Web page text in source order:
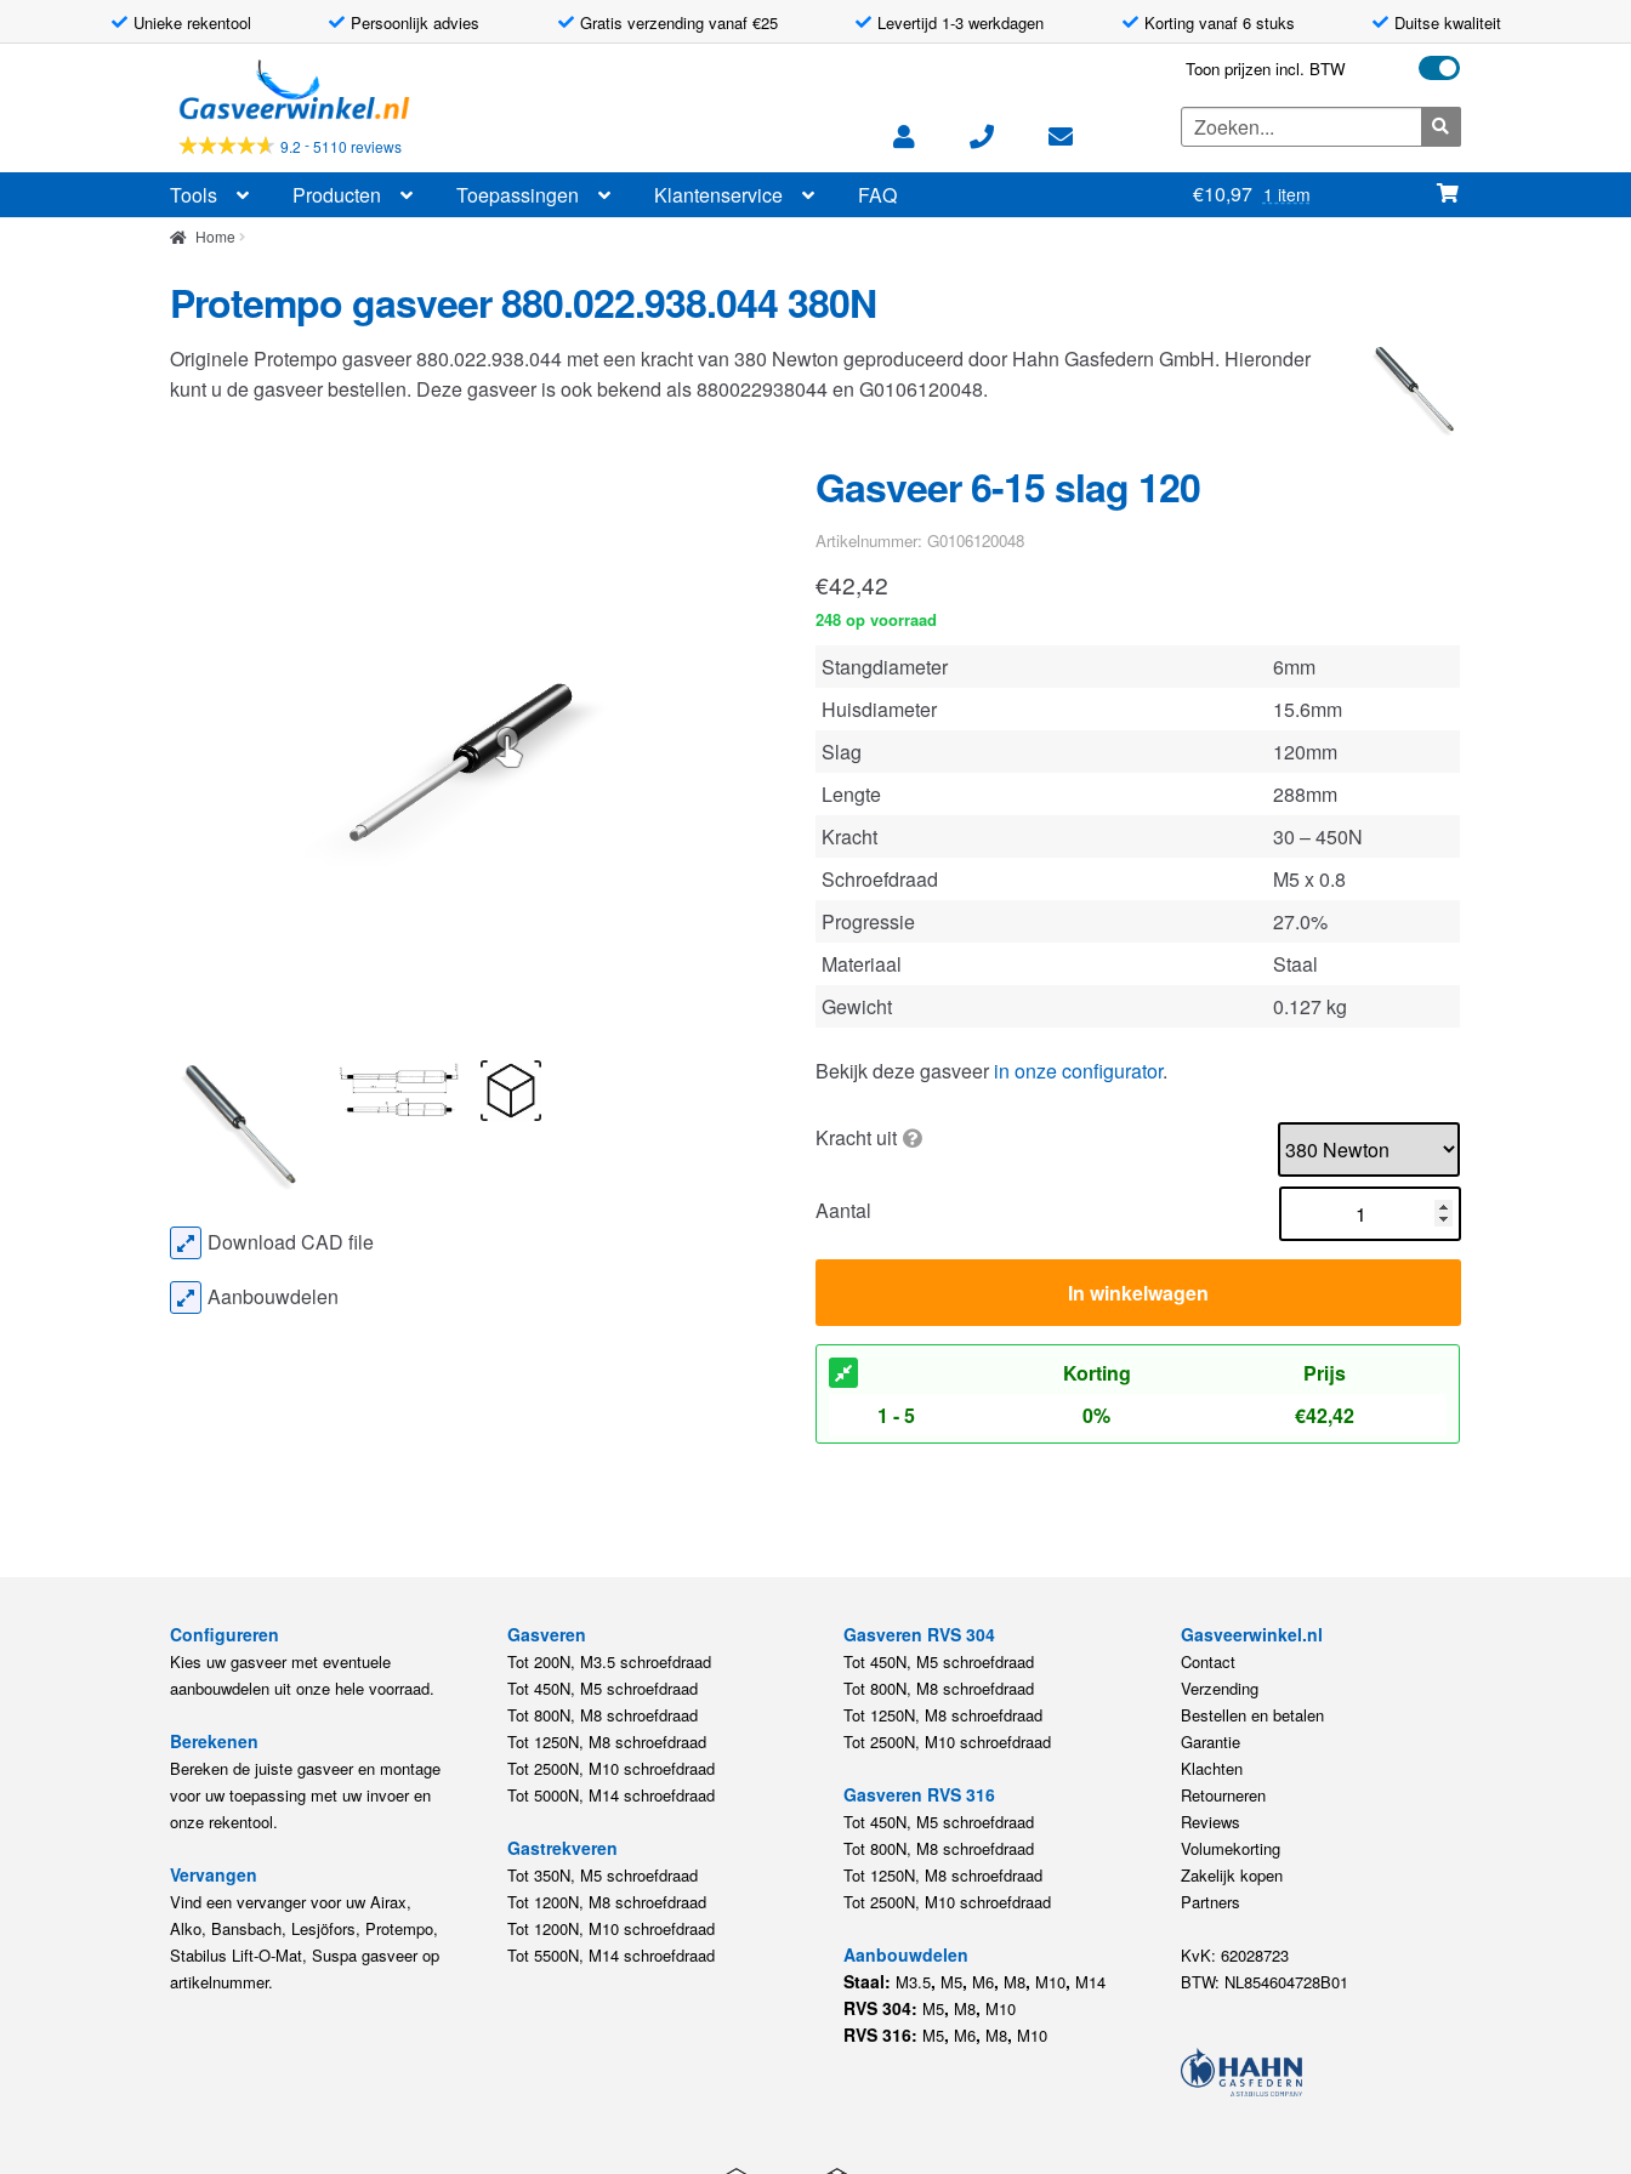
Unieke rekentool Persoonlijk advies Gratis verzending vanaf €25 Levertijd 1-3 werkdagen Korting vanaf 6 stuks Duitse kwaliteit
door
naar
navigatie
naar
de
inhoud
9.2 -5110 reviews
Toon prijzen incl. BTW
Zoeken
naar:
Tools Producten Toepassingen Klantenservice FAQ €10,97 1 item
Home
Protempo gasveer 880.022.938.044 380N
Originele Protempo gasveer 880.022.938.044 met een kracht van 380 Newton geproduceerd door Hahn Gasfedern GmbH. Hieronder
kunt u de gasveer bestellen. Deze gasveer is ook bekend als 880022938044 en G0106120048.
Gasveer 6-15 slag 120
Artikelnummer: G0106120048
€42,42
248 op voorraad
Stangdiameter
6mm
Huisdiameter
15.6mm
Slag
120mm
Lengte
288mm
Kracht
30 – 450N
Schroefdraad
M5 x 0.8
Progressie
27.0%
Materiaal
Staal
Gewicht
0.127 kg
Bekijk deze gasveer in onze configurator.
Kracht uit
Aantal
In winkelwagen
Korting
Prijs
1 - 5
0% €42,42
Download CAD file
Aanbouwdelen
Configureren
Kies uw gasveer met eventuele
aanbouwdelen uit onze hele voorraad.
Berekenen
Bereken de juiste gasveer en montage
voor uw toepassing met uw invoer en
onze rekentool.
Vervangen
Vind een vervanger voor uw Airax,
Alko, Bansbach, Lesjöfors, Protempo,
Stabilus Lift-O-Mat, Suspa gasveer op
artikelnummer.
Gasveren
Tot 200N, M3.5 schroefdraad
Tot 450N, M5 schroefdraad
Tot 800N, M8 schroefdraad
Tot 1250N, M8 schroefdraad
Tot 2500N, M10 schroefdraad
Tot 5000N, M14 schroefdraad
Gastrekveren
Tot 350N, M5 schroefdraad
Tot 1200N, M8 schroefdraad
Tot 1200N, M10 schroefdraad
Tot 5500N, M14 schroefdraad
Gasveren RVS 304
Tot 450N, M5 schroefdraad
Tot 800N, M8 schroefdraad
Tot 1250N, M8 schroefdraad
Tot 2500N, M10 schroefdraad
Gasveren RVS 316
Tot 450N, M5 schroefdraad
Tot 800N, M8 schroefdraad
Tot 1250N, M8 schroefdraad
Tot 2500N, M10 schroefdraad
Aanbouwdelen
Staal: M3.5, M5, M6, M8, M10, M14
RVS 304: M5, M8, M10
RVS 316: M5, M6, M8, M10
Gasveerwinkel.nl
Contact
Verzending
Bestellen en betalen
Garantie
Klachten
Retourneren
Reviews
Volumekorting
Zakelijk kopen
Partners
KvK: 62028723
BTW: NL854604728B01